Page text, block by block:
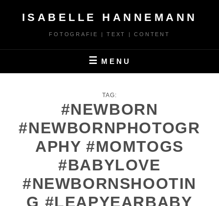
ISABELLE HANNEMANN
FOTOGRAFIE | TEXT | CONTENT
MENU
TAG:
#NEWBORN
#NEWBORNPHOTOGR
APHY #MOMTOGS
#BABYLOVE
#NEWBORNSHOOTIN
G #LEAPYEARBABY